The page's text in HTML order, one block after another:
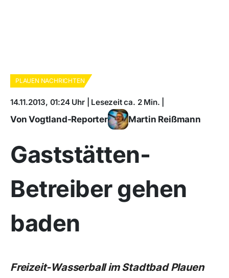
PLAUEN NACHRICHTEN
14.11.2013, 01:24 Uhr | Lesezeit ca. 2 Min. |
Von Vogtland-Reporter Martin Reißmann
Gaststätten-
Betreiber gehen
baden
Freizeit-Wasserball im Stadtbad Plauen